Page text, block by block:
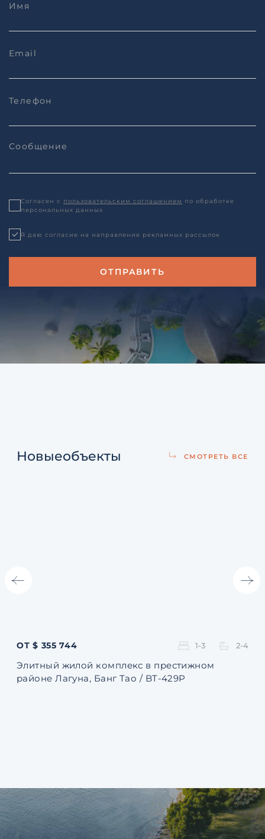
Согласен с пользовательским соглашением по обработке
персональных данных
Я даю согласие на направление рекламных рассылок
Новыеобъекты СМОТРЕТЬ ВСЕ
ОТ $ 355 744 1-3 2-4
Элитный жилой комплекс в престижном
районе Лагуна, Банг Тао / BT-429P